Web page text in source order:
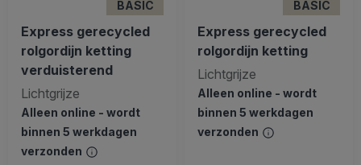
BASIC
Express gerecycled
rolgordijn ketting
verduisterend
Lichtgrijze
Alleen online - wordt
binnen 5 werkdagen
verzonden
BASIC
Express gerecycled
rolgordijn ketting
Lichtgrijze
Alleen online - wordt
binnen 5 werkdagen
verzonden